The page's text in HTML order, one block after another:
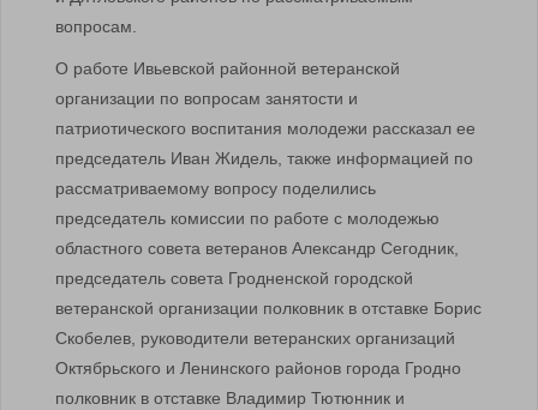
вопросам.
О работе Ивьевской районной ветеранской
организации по вопросам занятости и
патриотического воспитания молодежи рассказал ее
председатель Иван Жидель, также информацией по
рассматриваемому вопросу поделились
председатель комиссии по работе с молодежью
областного совета ветеранов Александр Сегодник,
председатель совета Гродненской городской
ветеранской организации полковник в отставке Борис
Скобелев, руководители ветеранских организаций
Октябрьского и Ленинского районов города Гродно
полковник в отставке Владимир Тютюнник и